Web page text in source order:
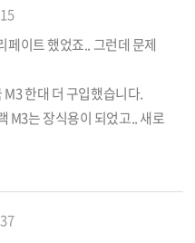
페이트 했었죠.. 그런데 문제
한대 더 구입했습니다.
M3는 장식용이 되었고.. 새로